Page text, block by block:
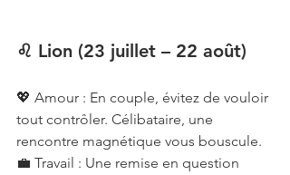
♌ Lion (23 juillet – 22 août)
💖 Amour : En couple, évitez de vouloir
tout contrôler. Célibataire, une
rencontre magnétique vous bouscule.
💼 Travail : Une remise en question